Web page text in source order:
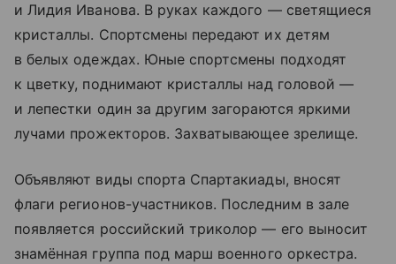
и Лидия Иванова. В руках каждого — светящиеся
кристаллы. Спортсмены передают их детям
в белых одеждах. Юные спортсмены подходят
к цветку, поднимают кристаллы над головой —
и лепестки один за другим загораются яркими
лучами прожекторов. Захватывающее зрелище.
Объявляют виды спорта Спартакиады, вносят
флаги регионов-участников. Последним в зале
появляется российский триколор — его выносит
знамённая группа под марш военного оркестра.